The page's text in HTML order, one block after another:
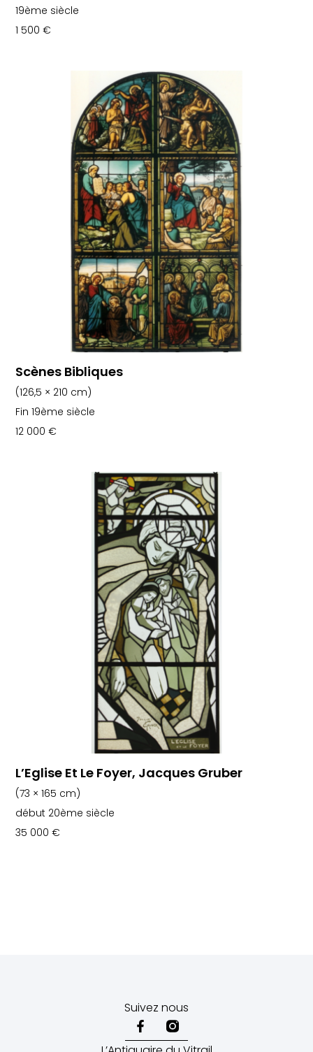
19ème siècle
1 500€
Scènes Bibliques
(126,5 × 210 cm)
Fin 19ème siècle
12 000€
L’Eglise Et Le Foyer, Jacques Gruber
(73 × 165 cm)
début 20ème siècle
35 000€
Suivez nous